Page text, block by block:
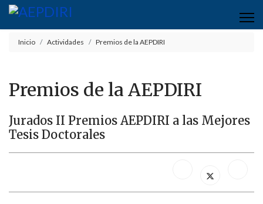
Inicio Actividades Premios de la AEPDIRI
Premios de la AEPDIRI
Jurados II Premios AEPDIRI a las Mejores
Tesis Doctorales